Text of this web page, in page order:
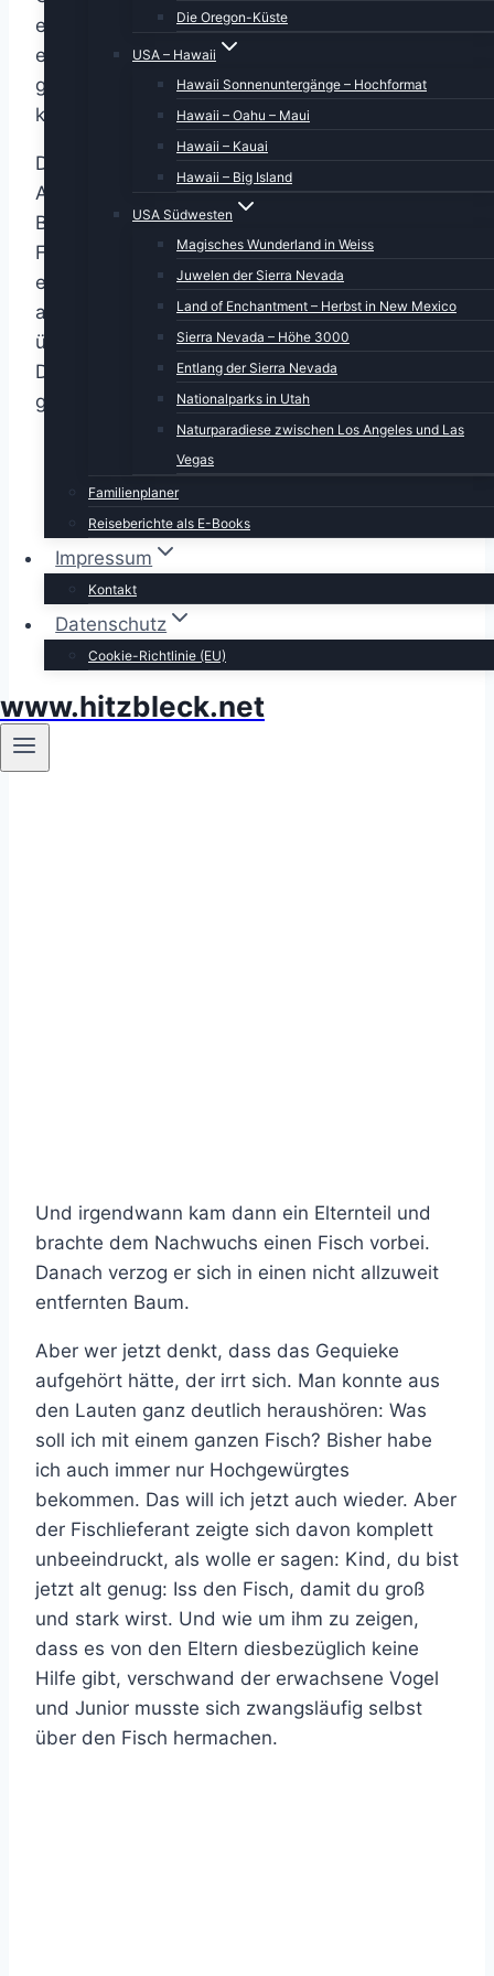
Die Oregon-Küste
USA – Hawaii
Hawaii Sonnenuntergänge – Hochformat
Hawaii – Oahu – Maui
Hawaii – Kauai
Hawaii – Big Island
USA Südwesten
Magisches Wunderland in Weiss
Juwelen der Sierra Nevada
Land of Enchantment – Herbst in New Mexico
Sierra Nevada – Höhe 3000
Entlang der Sierra Nevada
Nationalparks in Utah
Naturparadiese zwischen Los Angeles und Las
Vegas
Familienplaner
Reiseberichte als E-Books
Impressum
Kontakt
Datenschutz
Cookie-Richtlinie (EU)
www.hitzbleck.net
einige zig Meter nach unten. Aber ich fand eine
etwas breitere Stelle, wo ich unseren Dicken
gefahrlos abstellen konnte und der Verkehr
konnte auch noch passieren.
Der Grund für unseren Stop: Quasi auf
Augenhöhe befand sich im Wipfel eines
Baumes ein Nest mit einem jugendlichen
Fischadler (Osprey). Und dieser quieckte ganz
erbärmlich, als wäre er schon wochenlang
alleine gelassen worden. Im Gegensatz zu ihm
übten wir uns in Geduld, Stativ aufgestellt, die
Dicke Berta an die Kamera geflanscht und
gewartet.
Und irgendwann kam dann ein Elternteil und
brachte dem Nachwuchs einen Fisch vorbei.
Danach verzog er sich in einen nicht allzuweit
entfernten Baum.
Aber wer jetzt denkt, dass das Gequieke
aufgehört hätte, der irrt sich. Man konnte aus
den Lauten ganz deutlich heraushören: Was
soll ich mit einem ganzen Fisch? Bisher habe
ich auch immer nur Hochgewürgtes
bekommen. Das will ich jetzt auch wieder. Aber
der Fischlieferant zeigte sich davon komplett
unbeeindruckt, als wolle er sagen: Kind, du bist
jetzt alt genug: Iss den Fisch, damit du groß
und stark wirst. Und wie um ihm zu zeigen,
dass es von den Eltern diesbezüglich keine
Hilfe gibt, verschwand der erwachsene Vogel
und Junior musste sich zwangsläufig selbst
über den Fisch hermachen.